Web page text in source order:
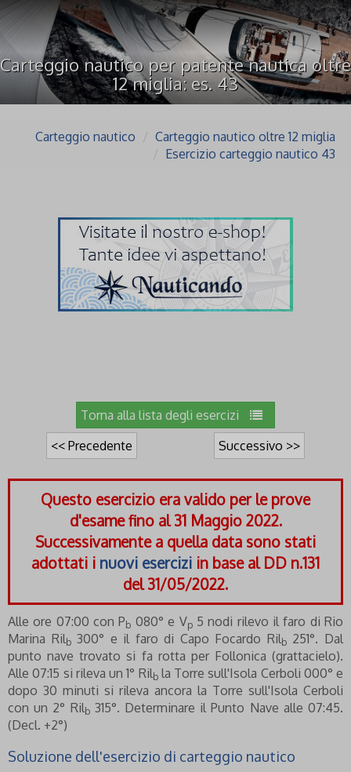
Carteggio nautico per patente nautica oltre
12 miglia: es. 43
Carteggio nautico
Carteggio nautico oltre 12 miglia
Esercizio carteggio nautico 43
Torna alla lista degli esercizi
<< Precedente
Successivo >>
Questo esercizio era valido per le prove
d'esame fino al 31 Maggio 2022.
Successivamente a quella data sono stati
adottati i nuovi esercizi in base al DD n.131
del 31/05/2022.
Alle ore 07:00 con P b 080° e Vp5 nodi rilevo il faro di Rio
Marina Rilb300° e il faro di Capo Focardo Rilb251°. Dal
punto nave trovato si fa rotta per Follonica (grattacielo).
Alle 07:15 si rileva un 1° Rilbla Torre sull'Isola Cerboli 000° e
dopo 30 minuti si rileva ancora la Torre sull'Isola Cerboli
con un 2° Rilb315°. Determinare il Punto Nave alle 07:45.
(Decl. +2°)
Soluzione dell'esercizio di carteggio nautico